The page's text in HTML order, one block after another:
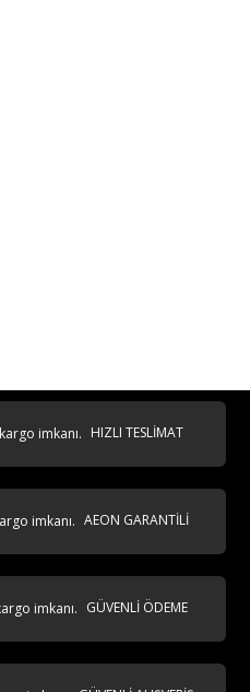
HIZLI TESLİMAT
AEON GARANTİLİ
GÜVENLİ ÖDEME